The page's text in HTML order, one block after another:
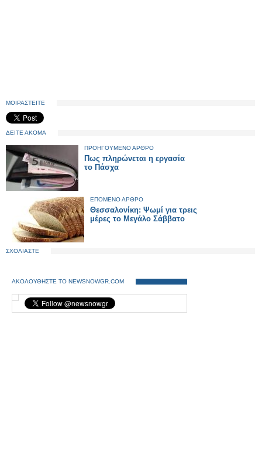
ΜΟΙΡΑΣΤΕΙΤΕ
ΔΕΙΤΕ ΑΚΟΜΑ
ΠΡΟΗΓΟΥΜΕΝΟ ΑΡΘΡΟ
Πως πληρώνεται η εργασία
το Πάσχα
ΕΠΟΜΕΝΟ ΑΡΘΡΟ
Θεσσαλονίκη: Ψωμί για τρεις
μέρες το Μεγάλο Σάββατο
ΣΧΟΛΙΑΣΤΕ
ΑΚΟΛΟΥΘΗΣΤΕ ΤΟ NEWSNOWGR.COM